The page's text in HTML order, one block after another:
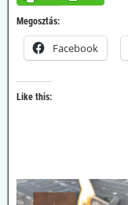
Megosztás:
Facebook
Like this: